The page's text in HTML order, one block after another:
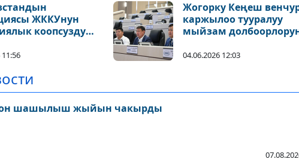
ЖККУнун
коопсуздук
Жогорку Кеңеш
каржылоо тууралуу
мыйзам
04.06.2026 12:03
шашылыш жыйын чакырды